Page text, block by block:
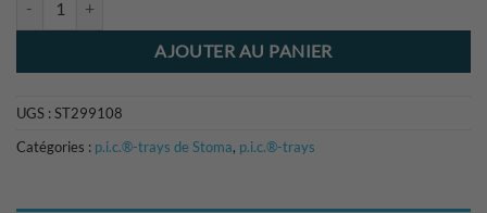
AJOUTER AU PANIER
UGS :ST299108
Catégories : p.i.c.®-trays de Stoma, p.i.c.®-trays